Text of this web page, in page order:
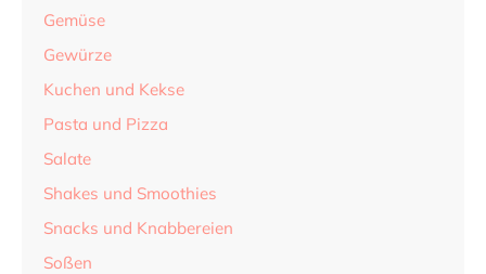
Gemüse
Gewürze
Kuchen und Kekse
Pasta und Pizza
Salate
Shakes und Smoothies
Snacks und Knabbereien
Soßen